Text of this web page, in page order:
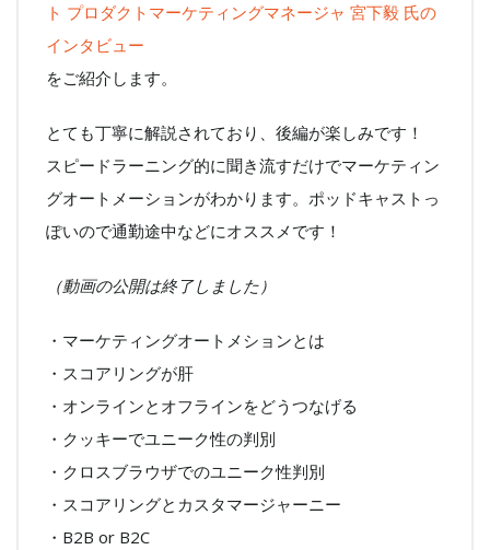
ト プロダクトマーケティングマネージャ 宮下毅 氏の
インタビュー
をご紹介します。
とても丁寧に解説されており、後編が楽しみです！
スピードラーニング的に聞き流すだけでマーケティン
グオートメーションがわかります。ポッドキャストっ
ぽいので通勤途中などにオススメです！
（動画の公開は終了しました）
・マーケティングオートメションとは
・スコアリングが肝
・オンラインとオフラインをどうつなげる
・クッキーでユニーク性の判別
・クロスブラウザでのユニーク性判別
・スコアリングとカスタマージャーニー
・B2B or B2C